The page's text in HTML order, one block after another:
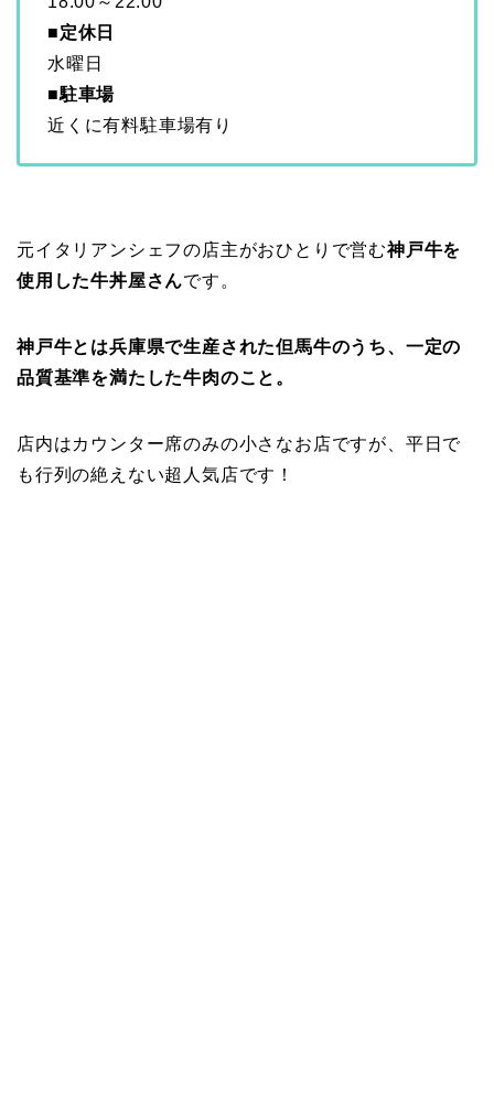
■定休日
水曜日
■駐車場
近くに有料駐車場有り
元イタリアンシェフの店主がおひとりで営む神戸牛を
使用した牛丼屋さんです。
神戸牛とは兵庫県で生産された但馬牛のうち、一定の
品質基準を満たした牛肉のこと。
店内はカウンター席のみの小さなお店ですが、平日で
も行列の絶えない超人気店です！